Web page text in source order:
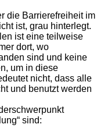
die Barrierefreiheit im
ist, grau hinterlegt.
ist eine teilweise
dort, wo
sind und keine
um in diese
nicht, dass alle
und benutzt werden
sind: